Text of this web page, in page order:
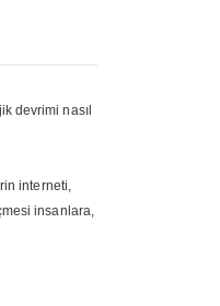
devrimi nasıl
interneti,
insanlara,